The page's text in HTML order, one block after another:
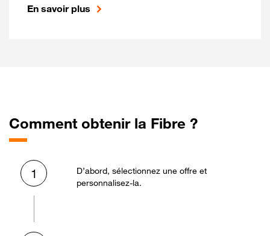
En savoir plus
Comment obtenir la Fibre ?
1
D’abord, sélectionnez une offre et
personnalisez-la.